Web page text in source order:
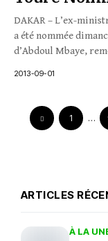
DAKAR – L’ex-
a été nommée
d’Abdoul Mbaye,
2013-09-01
1 …
ARTICLES
À LA